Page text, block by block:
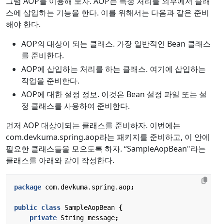
스에 삽입하는 기능을 한다. 이를 위해서는 다음과 같은 준비
해야 한다.
AOP의 대상이 되는 클래스. 가장 일반적인 Bean 클래스
를 준비한다.
AOP에 삽입하는 처리를 하는 클래스. 여기에 삽입하는
작업을 준비한다.
AOP에 대한 설정 정보. 이것은 Bean 설정 파일 또는 설
정 클래스를 사용하여 준비한다.
먼저 AOP 대상이되는 클래스를 준비하자. 이번에는
com.devkuma.spring.aop라는 패키지를 준비하고, 이 안에
필요한 클래스들을 모으도록 하자. “SampleAopBean"라는
클래스를 아래와 같이 작성한다.
package com.devkuma.spring.aop;
public class SampleAopBean {
private String message;